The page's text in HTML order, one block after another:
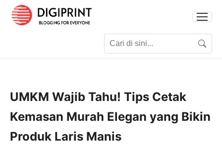
Search
UMKM Wajib Tahu! Tips Cetak
Kemasan Murah Elegan yang Bikin
Produk Laris Manis